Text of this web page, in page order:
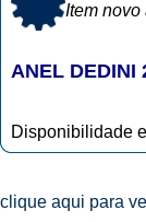
Item novo
ANEL DEDINI
Disponibilidade
clique aqui para